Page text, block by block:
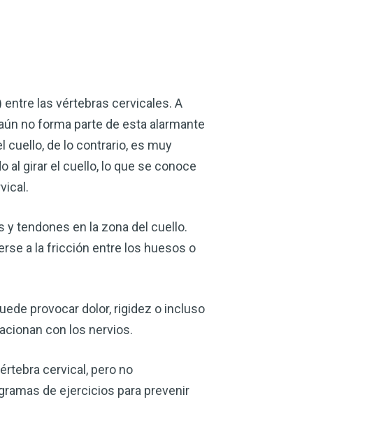
entre las vértebras cervicales. A
no forma parte de esta alarmante
de lo contrario, es muy
al girar el cuello, lo que se conoce
tendones en la zona del cuello.
a la fricción entre los huesos o
provocar dolor, rigidez o incluso
con los nervios.
cervical, pero no
de ejercicios para prevenir